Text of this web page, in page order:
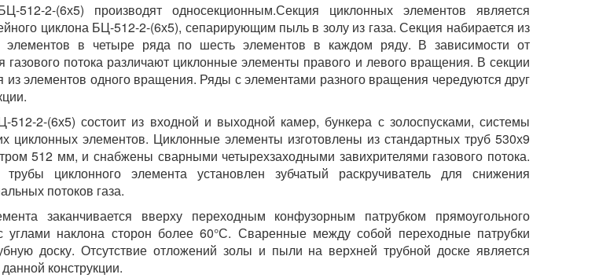
512-2-(6х5) производят односекционным.Секция циклонных элементов является
циклона БЦ-512-2-(6х5), сепарирующим пыль в золу из газа. Секция набирается из
элементов в четыре ряда по шесть элементов в каждом ряду. В зависимости от
потока различают циклонные элементы правого и левого вращения. В секции
из элементов одного вращения. Ряды с элементами разного вращения чередуются друг
2-(6х5) состоит из входной и выходной камер, бункера с золоспусками, системы
циклонных элементов. Циклонные элементы изготовлены из стандартных труб 530х9
512 мм, и снабжены сварными четырехзаходными завихрителями газового потока.
циклонного элемента установлен зубчатый раскручиватель для снижения
потоков газа.
заканчивается вверху переходным конфузорным патрубком прямоугольного
наклона сторон более 60°С. Сваренные между собой переходные патрубки
доску. Отсутствие отложений золы и пыли на верхней трубной доске является
конструкции.